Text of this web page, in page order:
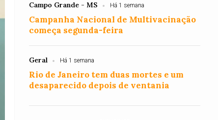
Campo Grande - MS Há 1 semana
Campanha Nacional de Multivacinação
começa segunda-feira
Geral Há 1 semana
Rio de Janeiro tem duas mortes e um
desaparecido depois de ventania